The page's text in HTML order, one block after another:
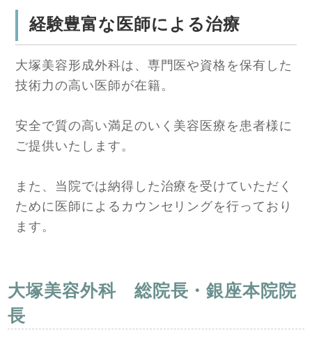
経験豊富な医師による治療
大塚美容形成外科は、専門医や資格を保有した
技術力の高い医師が在籍。
安全で質の高い満足のいく美容医療を患者様に
ご提供いたします。
また、当院では納得した治療を受けていただく
ために医師によるカウンセリングを行っており
ます。
大塚美容外科 総院長・銀座本院院
長